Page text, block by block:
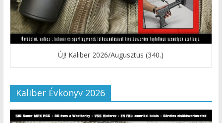
ÚJ! Kaliber 2026/Augusztus (340.)
Kaliber Évkönyv 2026